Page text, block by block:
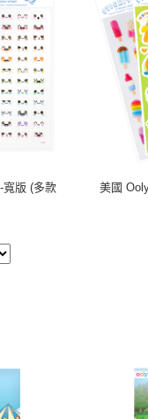
寬版 (多款
美國